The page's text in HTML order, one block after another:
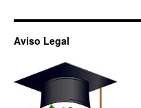
Aviso Legal